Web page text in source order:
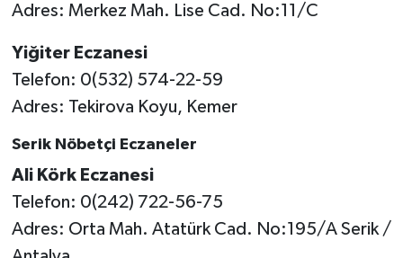
Adres: Merkez Mah. Lise Cad. No:11/C
Yiğiter Eczanesi
Telefon: 0(532) 574-22-59
Adres: Tekirova Koyu, Kemer
Serik Nöbetçi Eczaneler
Ali Körk Eczanesi
Telefon: 0(242) 722-56-75
Adres: Orta Mah. Atatürk Cad. No:195/A Serik /